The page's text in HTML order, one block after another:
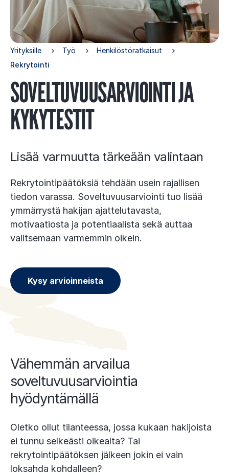
Yrityksille Työ
Henkilöstöratkaisut
Rekrytointi
SO­VEL­TU­VUUSAR­VIOIN­TI JA
KY­KY­TES­TIT
Lisää varmuutta tärkeään valintaan
Rekrytointipäätöksiä tehdään usein rajallisen
tiedon varassa. Soveltuvuusarviointi tuo lisää
ymmärrystä hakijan ajattelutavasta,
motivaatiosta ja potentiaalista sekä auttaa
valitsemaan varmemmin oikein.
Kysy arvioinneista
Vähemmän arvailua
soveltuvuusarviointia
hyödyntämällä
Oletko ollut tilanteessa, jossa kukaan hakijoista
ei tunnu selkeästi oikealta? Tai
rekrytointipäätöksen jälkeen jokin ei vain
loksahda kohdalleen?